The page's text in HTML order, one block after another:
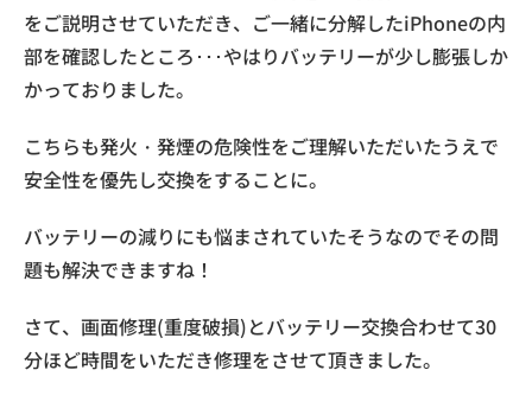
をご説明させていただき、ご一緒に分解したiPhoneの内
部を確認したところ･･･やはりバッテリーが少し膨張しか
かっておりました。
こちらも発火・発煙の危険性をご理解いただいたうえで
安全性を優先し交換をすることに。
バッテリーの減りにも悩まされていたそうなのでその問
題も解決できますね！
さて、画面修理(重度破損)とバッテリー交換合わせて30
分ほど時間をいただき修理をさせて頂きました。